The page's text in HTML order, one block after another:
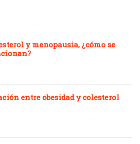
y menopausia, ¿cómo se
entre obesidad y colesterol